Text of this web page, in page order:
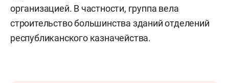
организацией. В частности, группа вела
строительство большинства зданий отделений
республиканского казначейства.